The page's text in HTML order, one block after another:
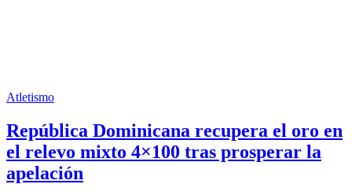
Atletismo
República Dominicana recupera el oro en
el relevo mixto 4×100 tras prosperar la
apelación